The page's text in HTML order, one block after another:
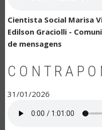
Cientista Social Marisa
Edilson Graciolli -
de mensagens
31/01/2026